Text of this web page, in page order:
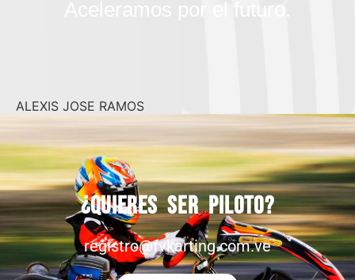
ALEXIS JOSE RAMOS
¿Quieres ser piloto?
registro@fvkarting.com.ve